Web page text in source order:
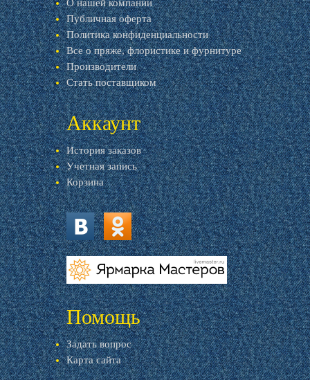
О нашей компании
Публичная оферта
Политика конфиденциальности
Все о пряже, флористике и фурнитуре
Производители
Стать поставщиком
Аккаунт
История заказов
Учетная запись
Корзина
vk.com ok.ru
livemaster.ru
Помощь
Задать вопрос
Карта сайта